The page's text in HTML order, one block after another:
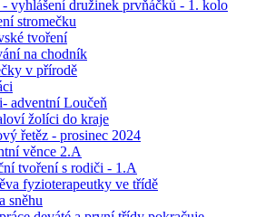
vyhlášení družinek prvňáčků - 1. kolo
stromečku
tvoření
na chodník
v přírodě
adventní Loučeň
žolíci do kraje
řetěz - prosinec 2024
věnce 2.A
tvoření s rodiči - 1.A
fyzioterapeutky ve třídě
sněhu